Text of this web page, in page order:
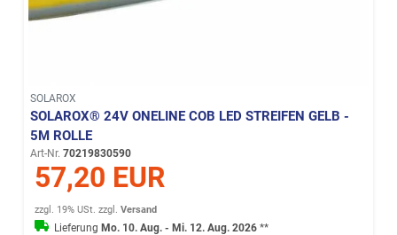
SOLAROX
SOLAROX® 24V ONELINE COB LED STREIFEN GELB -
5M ROLLE
Art-Nr. 70219830590
57,20 EUR
zzgl. 19% USt. zzgl.Versand
LieferungMo. 10. Aug. - Mi. 12. Aug. 2026 **